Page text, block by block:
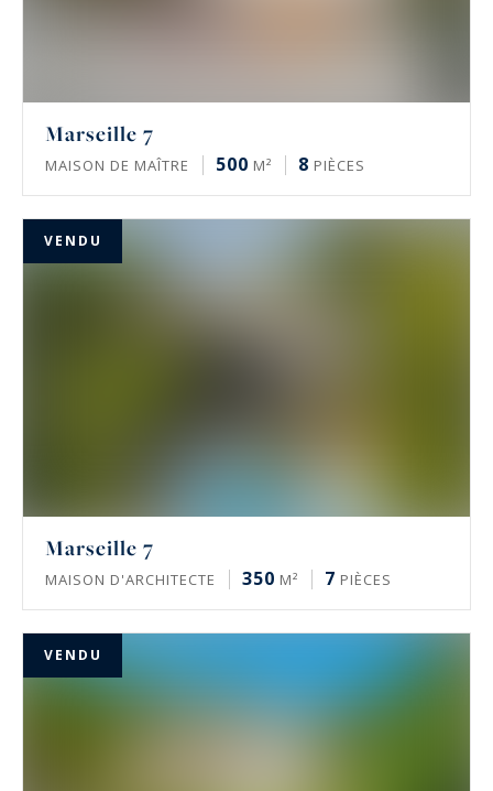
Marseille 7
MAISON DE MAÎTRE 500 M² 8 PIÈCES
VENDU
Marseille 7
MAISON D'ARCHITECTE 350 M² 7 PIÈCES
VENDU